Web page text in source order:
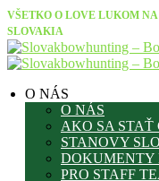
VŠETKO O LOVE LUKOM
SLOVAKIA
O NÁS
O NÁS
AKO SA
STANOVY
DOKUMENTY
PRO STAFF